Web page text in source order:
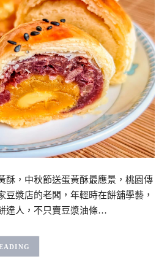
酥，中秋節送蛋黃酥最應景，桃園傳
豆漿店的老闆，年輕時在餅舖學藝，
達人，不只賣豆漿油條…